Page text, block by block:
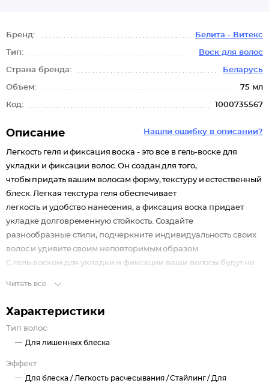
Бренд: Белита - Витекс
Тип: Воск для волос
Страна бренда: Беларусь
Объем: 75 мл
Код: 1000735567
Нашли ошибку в описании?
Описание
Легкость геля и фиксация воска - это все в гель-воске для
укладки и фиксации волос. Он создан для того,
чтобы придать вашим волосам форму, текстуру и естественный
блеск. Легкая текстура геля обеспечивает
легкость и удобство нанесения, а фиксация воска придает
укладке долговременную стойкость. Создайте
разнообразные стили, подчеркните индивидуальность своих
волос и удивите своим неповторимым образом.
С гель-воском для укладки и фиксации ваши волосы будут не
Читать все
Характеристики
Тип волос
Для лишенных блеска
Эффект
Для блеска / Легкость расчесывания /Стайлинг / Для